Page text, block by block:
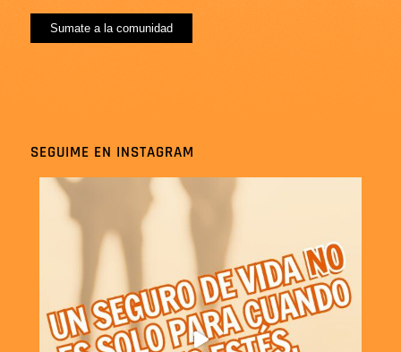
SEGUIME EN INSTAGRAM